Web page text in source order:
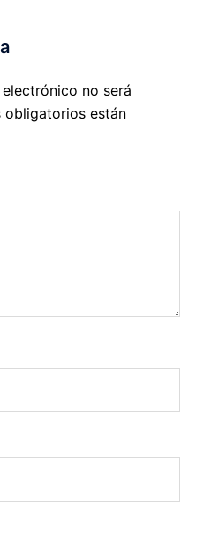
no será
obligatorios están